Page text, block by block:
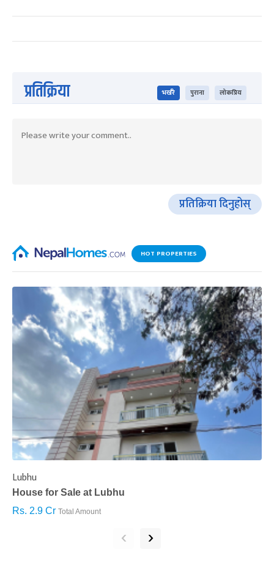
प्रतिक्रिया भर्खरै पुराना लोकप्रिय
प्रतिक्रिया दिनुहोस्
HOT PROPERTIES
Lubhu
House for Sale at Lubhu
Rs. 2.9 Cr Total Amount
‹ ›